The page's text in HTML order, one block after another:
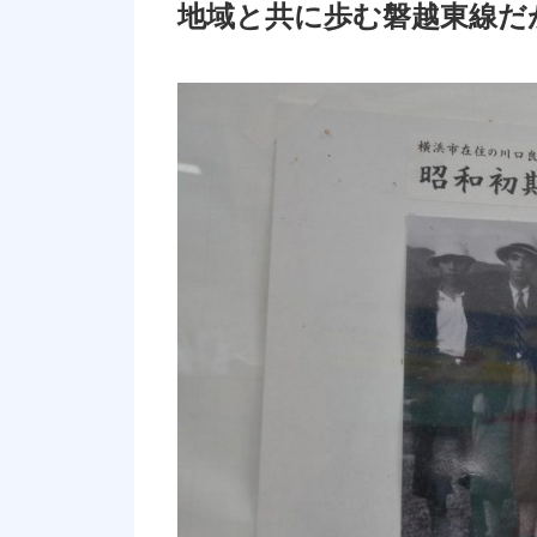
地域と共に歩む磐越東線だ